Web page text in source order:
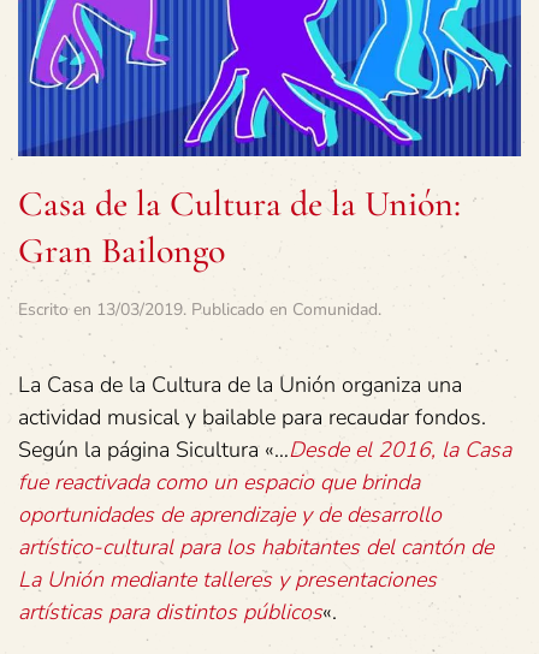
Casa de la Cultura de la Unión:
Gran Bailongo
Escrito en 13/03/2019. Publicado en Comunidad.
La Casa de la Cultura de la Unión organiza una
actividad musical y bailable para recaudar fondos.
Según la página Sicultura «…Desde el 2016, la Casa
fue reactivada como un espacio que brinda
oportunidades de aprendizaje y de desarrollo
artístico-cultural para los habitantes del cantón de
La Unión mediante talleres y presentaciones
artísticas para distintos públicos«.